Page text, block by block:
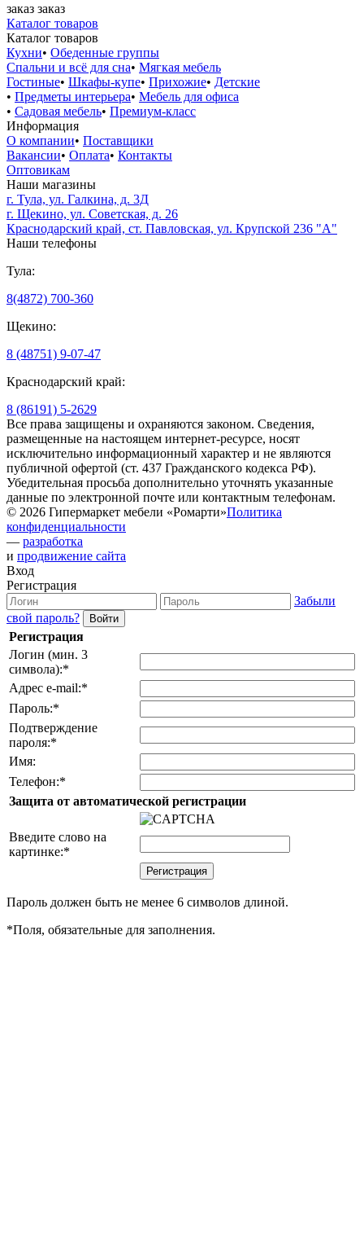
заказ заказ
Каталог товаров
Каталог товаров
Кухни• Обеденные группы
Спальни и всё для сна• Мягкая мебель
Гостиные• Шкафы-купе• Прихожие• Детские
• Предметы интерьера• Мебель для офиса
• Садовая мебель• Премиум-класс
Информация
О компании• Поставщики
Вакансии• Оплата• Контакты
Оптовикам
Наши магазины
г. Тула, ул. Галкина, д. 3Д
г. Щекино, ул. Советская, д. 26
Краснодарский край, ст. Павловская, ул. Крупской 236 "А"
Наши телефоны
Тула:
8(4872) 700-360
Щекино:
8 (48751) 9-07-47
Краснодарский край:
8 (86191) 5-2629
Все права защищены и охраняются законом. Сведения,
размещенные на настоящем интернет-ресурсе, носят
исключительно информационный характер и не являются
публичной офертой (ст. 437 Гражданского кодекса РФ).
Убедительная просьба дополнительно уточнять указанные
данные по электронной почте или контактным телефонам.
© 2026 Гипермаркет мебели «Ромарти»Политика
конфиденциальности
— разработка
и продвижение сайта
Вход
Регистрация
Забыли
свой пароль?
Регистрация
Логин (мин. 3
символа):*
Адрес e-mail:*
Пароль:*
Подтверждение
пароля:*
Имя:
Телефон:*
Защита от автоматической регистрации
Введите слово на
картинке:*
Пароль должен быть не менее 6 символов длиной.
*Поля, обязательные для заполнения.